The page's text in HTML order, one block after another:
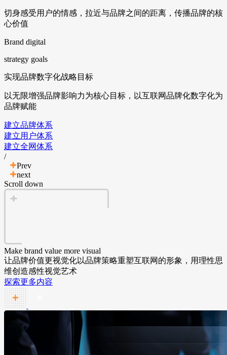
切身感受用户的情感，拉近与品牌之间的距离，传播品牌的核
心价值
Brand digital
strategy goals
实现品牌数字化战略目标
以无限增强品牌影响力为核心目标，以互联网品牌化数字化为
品牌赋能
建立品牌体系
建立用户体系
建立全网体系
/
Prev
next
Scroll down
Make brand value more visual
让品牌价值更视觉化以品牌策略重塑互联网的形象，用理性思
维创造感性视觉艺术
探索更多内容